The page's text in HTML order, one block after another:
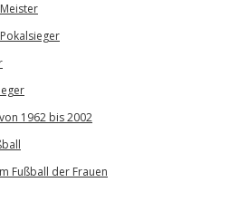
1962 bis 2002
Fußball der Frauen